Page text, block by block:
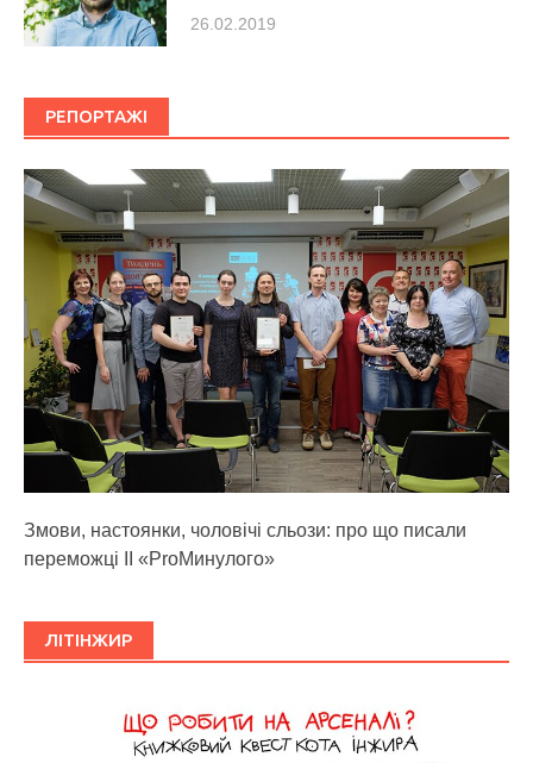
26.02.2019
РЕПОРТАЖІ
Змови, настоянки, чоловічі сльози: про що писали
переможці ІІ «ProМинулого»
ЛІТІНЖИР